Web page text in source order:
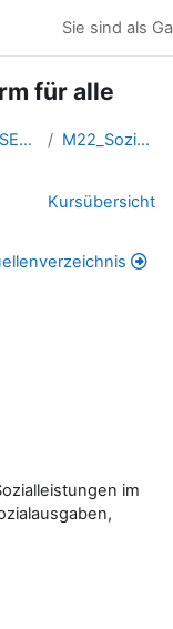
Sie sind als
für alle
INSERT-Lernkurse M22_Sozialstaat_Oesterreich
Kursübersicht
im